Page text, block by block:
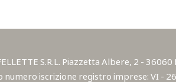
S.R.L. Piazzetta Albere, 2 -
numero iscrizione registro imprese: VI